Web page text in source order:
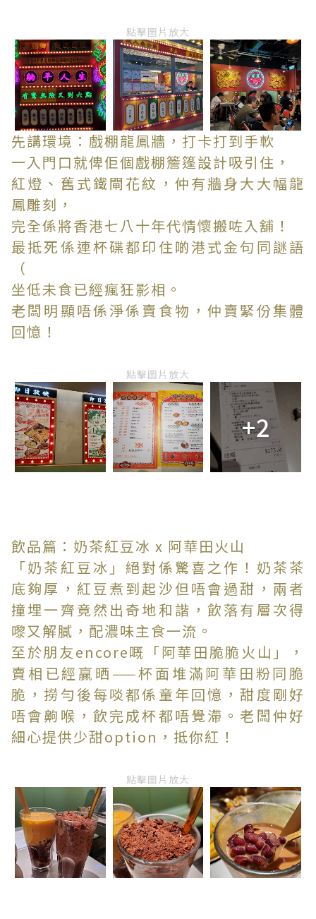
點擊圖片放大
先講環境：戲棚龍鳳牆，打卡打到手軟
一入門口就俾佢個戲棚簷篷設計吸引住，
紅燈、舊式鐵閘花紋，仲有牆身大大幅龍
鳳雕刻，
完全係將香港七八十年代情懷搬咗入舖！
最抵死係連杯碟都印住啲港式金句同謎語
（
坐低未食已經瘋狂影相。
老闆明顯唔係淨係賣食物，仲賣緊份集體
回憶！
點擊圖片放大
+2
飲品篇：奶茶紅豆冰 x 阿華田火山
「奶茶紅豆冰」絕對係驚喜之作！奶茶茶
底夠厚，紅豆煮到起沙但唔會過甜，兩者
撞埋一齊竟然出奇地和諧，飲落有層次得
嚟又解膩，配濃味主食一流。
至於朋友encore嘅「阿華田脆脆火山」，
賣相已經贏晒——杯面堆滿阿華田粉同脆
脆，撈勻後每啖都係童年回憶，甜度剛好
唔會齁喉，飲完成杯都唔覺滯。老闆仲好
細心提供少甜option，抵你紅！
點擊圖片放大